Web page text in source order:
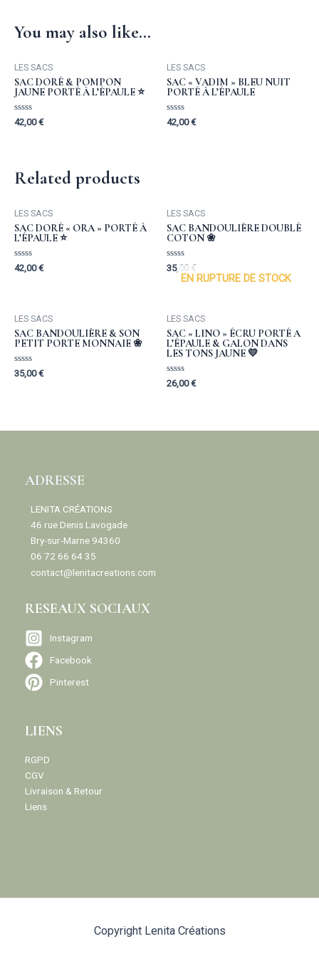
You may also like…
LES SACS
SAC DORÉ & POMPON
JAUNE PORTÉ À L’ÉPAULE ⭐️
Rated
42,00€
LES SACS
SAC « VADIM » BLEU NUIT
PORTÉ À L’ÉPAULE
Rated
42,00€
Related products
LES SACS
SAC DORÉ « ORA » PORTÉ À
L’ÉPAULE ⭐️
Rated
42,00€
LES SACS
SAC BANDOULIÈRE DOUBLÉ
COTON ❀
Rated
35,00 €
LES SACS
SAC BANDOULIÈRE & SON
PETIT PORTE MONNAIE ❀
Rated
35,00€
EN RUPTURE DE STOCK
LES SACS
SAC « LINO » ÉCRU PORTÉ A
L’ÉPAULE & GALON DANS
LES TONS JAUNE 💛
Rated
26,00€
ADRESSE
LENITA CRÉATIONS
46 rue Denis Lavogade
Bry-sur-Marne 94360
06 72 66 64 35
contact@lenitacreations.com
RESEAUX SOCIAUX
Instagram
Facebook
Pinterest
LIENS
RGPD
CGV
Livraison & Retour
Liens
Copyright Lenita Créations